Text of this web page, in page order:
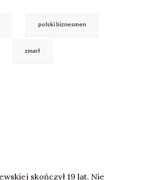
polski biznesmen
zmarł
skończył 19 lat. Nie